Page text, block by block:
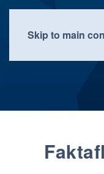
Skip to main